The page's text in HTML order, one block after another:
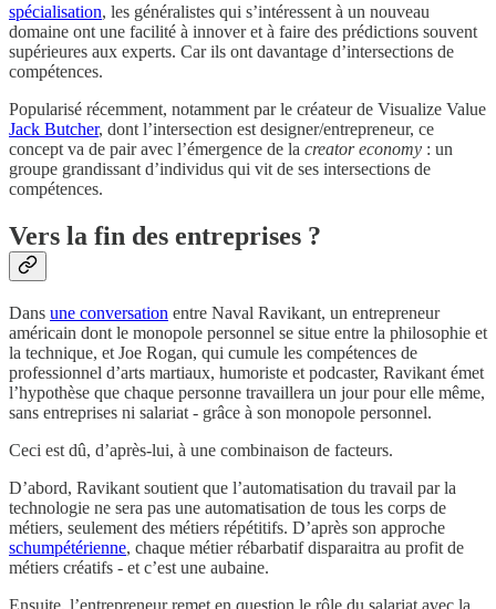
spécialisation, les généralistes qui s’intéressent à un nouveau
domaine ont une facilité à innover et à faire des prédictions souvent
supérieures aux experts. Car ils ont davantage d’intersections de
compétences.
Popularisé récemment, notamment par le créateur de Visualize Value
Jack Butcher, dont l’intersection est designer/entrepreneur, ce
concept va de pair avec l’émergence de la creator economy : un
groupe grandissant d’individus qui vit de ses intersections de
compétences.
Vers la fin des entreprises ?
Dans une conversation entre Naval Ravikant, un entrepreneur
américain dont le monopole personnel se situe entre la philosophie et
la technique, et Joe Rogan, qui cumule les compétences de
professionnel d’arts martiaux, humoriste et podcaster, Ravikant émet
l’hypothèse que chaque personne travaillera un jour pour elle même,
sans entreprises ni salariat - grâce à son monopole personnel.
Ceci est dû, d’après-lui, à une combinaison de facteurs.
D’abord, Ravikant soutient que l’automatisation du travail par la
technologie ne sera pas une automatisation de tous les corps de
métiers, seulement des métiers répétitifs. D’après son approche
schumpétérienne, chaque métier rébarbatif disparaitra au profit de
métiers créatifs - et c’est une aubaine.